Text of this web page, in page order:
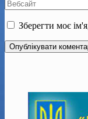
Зберегти моє